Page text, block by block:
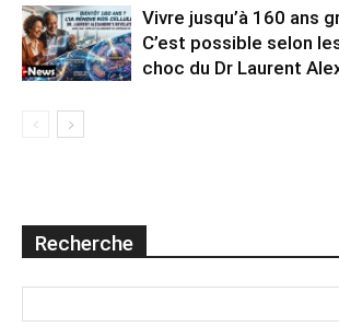
Vivre jusqu’à 160 ans
C’est possible selon
choc du Dr Laurent
Recherche